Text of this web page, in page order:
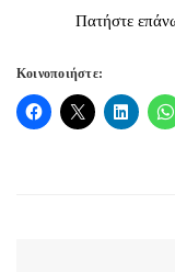
Πατήστε
Κοινοποιήστε: